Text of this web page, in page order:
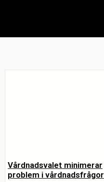
Vårdnadsvalet minimerar
problem i vårdnadsfrågor